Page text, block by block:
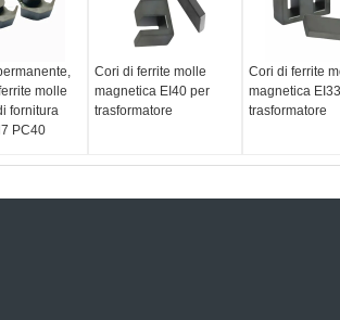
molle
fornitura
PC40
Cori di ferrite molle
magnetica EI40 per
trasformatore
Cori di ferrite
magnetica
trasformatore